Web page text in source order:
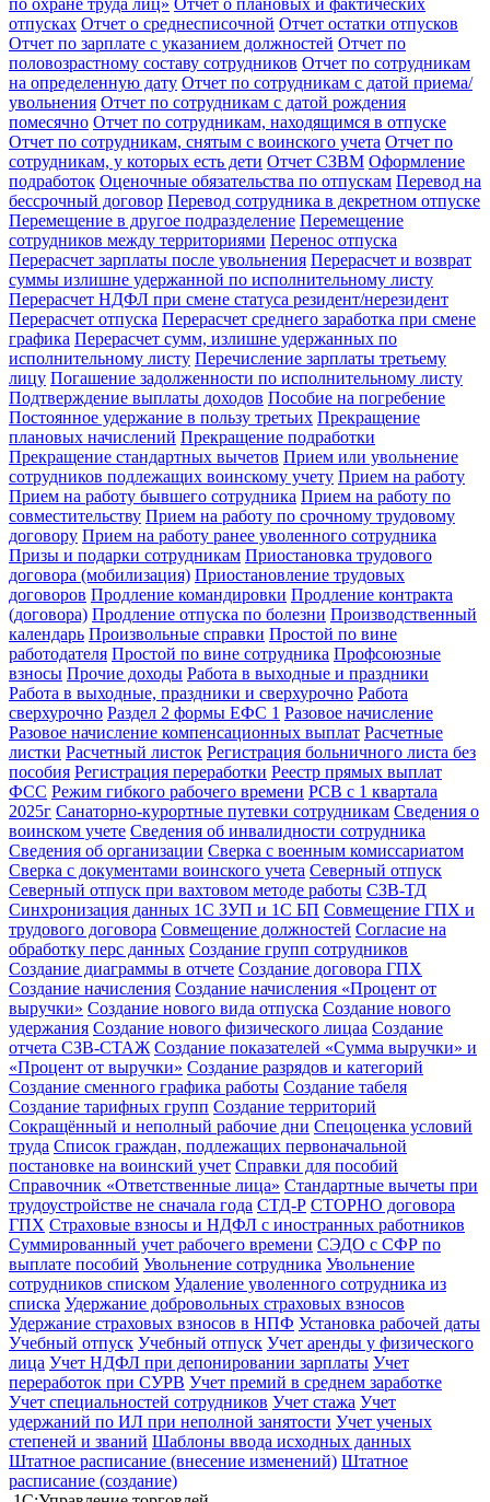
по охране труда лиц» Отчет о плановых и фактических
отпусках Отчет о среднесписочной Отчет остатки отпусков
Отчет по зарплате с указанием должностей Отчет по
половозрастному составу сотрудников Отчет по сотрудникам
на определенную дату Отчет по сотрудникам с датой приема/
увольнения Отчет по сотрудникам с датой рождения
помесячно Отчет по сотрудникам, находящимся в отпуске
Отчет по сотрудникам, снятым с воинского учета Отчет по
сотрудникам, у которых есть дети Отчет СЗВМ Оформление
подработок Оценочные обязательства по отпускам Перевод на
бессрочный договор Перевод сотрудника в декретном отпуске
Перемещение в другое подразделение Перемещение
сотрудников между территориями Перенос отпуска
Перерасчет зарплаты после увольнения Перерасчет и возврат
суммы излишне удержанной по исполнительному листу
Перерасчет НДФЛ при смене статуса резидент/нерезидент
Перерасчет отпуска Перерасчет среднего заработка при смене
графика Перерасчет сумм, излишне удержанных по
исполнительному листу Перечисление зарплаты третьему
лицу Погашение задолженности по исполнительному листу
Подтверждение выплаты доходов Пособие на погребение
Постоянное удержание в пользу третьих Прекращение
плановых начислений Прекращение подработки
Прекращение стандартных вычетов Прием или увольнение
сотрудников подлежащих воинскому учету Прием на работу
Прием на работу бывшего сотрудника Прием на работу по
совместительству Прием на работу по срочному трудовому
договору Прием на работу ранее уволенного сотрудника
Призы и подарки сотрудникам Приостановка трудового
договора (мобилизация) Приостановление трудовых
договоров Продление командировки Продление контракта
(договора) Продление отпуска по болезни Производственный
календарь Произвольные справки Простой по вине
работодателя Простой по вине сотрудника Профсоюзные
взносы Прочие доходы Работа в выходные и праздники
Работа в выходные, праздники и сверхурочно Работа
сверхурочно Раздел 2 формы ЕФС 1 Разовое начисление
Разовое начисление компенсационных выплат Расчетные
листки Расчетный листок Регистрация больничного листа без
пособия Регистрация переработки Реестр прямых выплат
ФСС Режим гибкого рабочего времени РСВ с 1 квартала
2025г Санаторно-курортные путевки сотрудникам Сведения о
воинском учете Сведения об инвалидности сотрудника
Сведения об организации Сверка с военным комиссариатом
Сверка с документами воинского учета Северный отпуск
Северный отпуск при вахтовом методе работы СЗВ-ТД
Синхронизация данных 1С ЗУП и 1С БП Совмещение ГПХ и
трудового договора Совмещение должностей Согласие на
обработку перс данных Создание групп сотрудников
Создание диаграммы в отчете Создание договора ГПХ
Создание начисления Создание начисления «Процент от
выручки» Создание нового вида отпуска Создание нового
удержания Создание нового физического лицаа Создание
отчета СЗВ-СТАЖ Создание показателей «Сумма выручки» и
«Процент от выручки» Создание разрядов и категорий
Создание сменного графика работы Создание табеля
Создание тарифных групп Создание территорий
Сокращённый и неполный рабочие дни Спецоценка условий
труда Список граждан, подлежащих первоначальной
постановке на воинский учет Справки для пособий
Справочник «Ответственные лица» Стандартные вычеты при
трудоустройстве не сначала года СТД-Р СТОРНО договора
ГПХ Страховые взносы и НДФЛ с иностранных работников
Суммированный учет рабочего времени СЭДО с СФР по
выплате пособий Увольнение сотрудника Увольнение
сотрудников списком Удаление уволенного сотрудника из
списка Удержание добровольных страховых взносов
Удержание страховых взносов в НПФ Установка рабочей даты
Учебный отпуск Учебный отпуск Учет аренды у физического
лица Учет НДФЛ при депонировании зарплаты Учет
переработок при СУРВ Учет премий в среднем заработке
Учет специальностей сотрудников Учет стажа Учет
удержаний по ИЛ при неполной занятости Учет ученых
степеней и званий Шаблоны ввода исходных данных
Штатное расписание (внесение изменений) Штатное
расписание (создание)